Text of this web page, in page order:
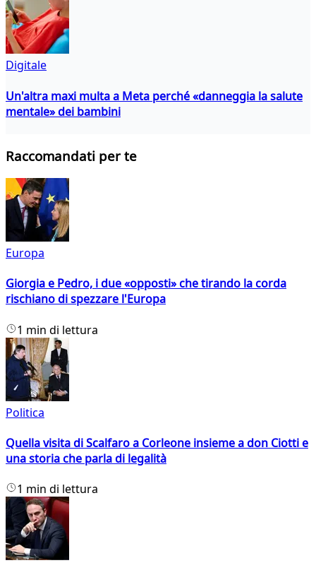
Digitale
Un'altra maxi multa a Meta perché «danneggia la salute
mentale» dei bambini
Raccomandati per te
Europa
Giorgia e Pedro, i due «opposti» che tirando la corda
rischiano di spezzare l'Europa
1 min di lettura
Politica
Quella visita di Scalfaro a Corleone insieme a don Ciotti e
una storia che parla di legalità
1 min di lettura